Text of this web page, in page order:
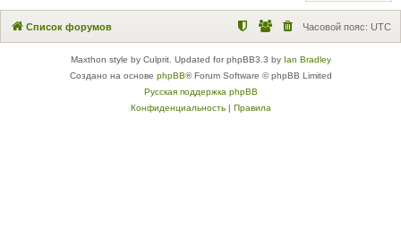
Список форумов Часовой пояс: UTC
Maxthon style by Culprit. Updated for phpBB3.3 by Ian Bradley
Создано на основе phpBB® Forum Software © phpBB Limited
Русская поддержка phpBB
Конфиденциальность| Правила